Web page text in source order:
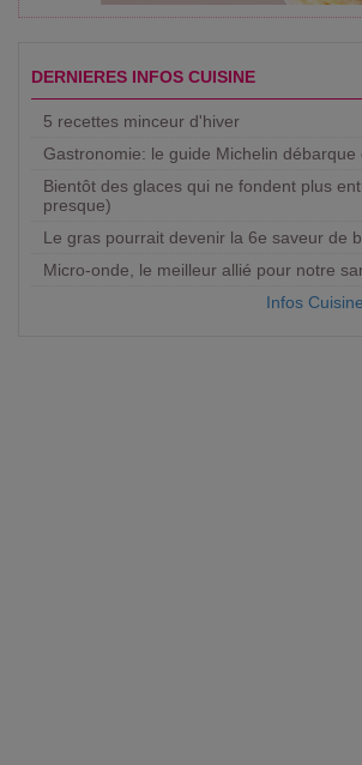
DERNIERES INFOS CUISINE
5 recettes minceur d'hiver
Gastronomie: le guide Michelin débarque
Bientôt des glaces qui ne fondent plus
presque)
Le gras pourrait devenir la 6e saveur de
Micro-onde, le meilleur allié pour notre
Infos Cuisine